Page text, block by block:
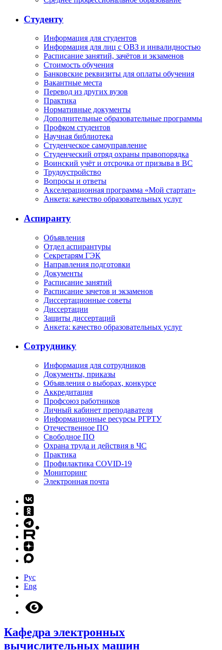
Студенту
Информация для студентов
Информация для лиц с ОВЗ и инвалидностью
Расписание занятий, зачётов и экзаменов
Стоимость обучения
Банковские реквизиты для оплаты обучения
Вакантные места
Перевод из других вузов
Практика
Нормативные документы
Дополнительные образовательные программы
Профком студентов
Научная библиотека
Студенческое самоуправление
Студенческий отряд охраны правопорядка
Воинский учёт и отсрочка от призыва в ВС
Трудоустройство
Вопросы и ответы
Акселерационная программа «Мой стартап»
Анкета: качество образовательных услуг
Аспиранту
Объявления
Отдел аспирантуры
Секретарям ГЭК
Направления подготовки
Документы
Расписание занятий
Расписание зачетов и экзаменов
Диссертационные советы
Диссертации
Защиты диссертаций
Анкета: качество образовательных услуг
Сотруднику
Информация для сотрудников
Документы, приказы
Объявления о выборах, конкурсе
Аккредитация
Профсоюз работников
Личный кабинет преподавателя
Информационные ресурсы РГРТУ
Отечественное ПО
Свободное ПО
Охрана труда и действия в ЧС
Практика
Профилактика COVID-19
Мониторинг
Электронная почта
Рус
Eng
Кафедра электронных
вычислительных машин